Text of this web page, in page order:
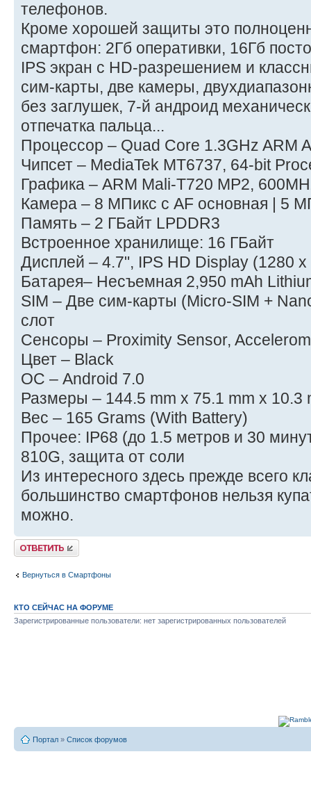
телефонов.
Кроме хорошей защиты это
смартфон: 2Гб оперативки, 16Гб
IPS экран с HD-разрешением и
сим-карты, две камеры,
без заглушек, 7-й андроид
отпечатка пальца...
Процессор – Quad Core 1.3GHz ARM
Чипсет – MediaTek MT6737, 64-bit
Графика – ARM Mali-T720 MP2,
Камера – 8 МПикс с AF основная | 5
Память – 2 ГБайт LPDDR3
Встроенное хранилище: 16 ГБайт
Дисплей – 4.7", IPS HD Display (1280
Батарея– Несъемная 2,950 mAh
SIM – Две сим-карты (Micro-SIM +
слот
Сенсоры – Proximity Sensor,
Цвет – Black
ОС – Android 7.0
Размеры – 144.5 mm x 75.1 mm x 10.3
Вес – 165 Grams (With Battery)
Прочее: IP68 (до 1.5 метров и 30
810G, защита от соли
Из интересного здесь прежде всего
большинство смартфонов нельзя
можно.
Комментировать
Вернуться в Смартфоны
КТО СЕЙЧАС НА ФОРУМЕ
Зарегистрированные пользователи: нет зарегистрированных пользователей
Портал » Список форумов